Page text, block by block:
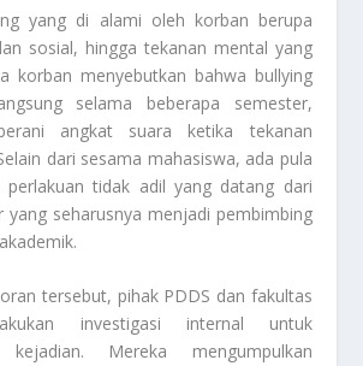
yang di alami oleh korban berupa
sosial, hingga tekanan mental yang
korban menyebutkan bahwa bullying
selama beberapa semester,
angkat suara ketika tekanan
dari sesama mahasiswa, ada pula
perlakuan tidak adil yang datang dari
yang seharusnya menjadi pembimbing
tersebut, pihak PDDS dan fakultas
investigasi internal untuk
kejadian. Mereka mengumpulkan